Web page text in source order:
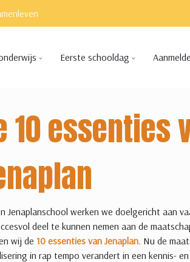
Eerste schooldag
10 essenties
Jenaplanschool werken we doelgericht aan
deel te kunnen nemen aan de
wij de 10 essenties van Jenaplan. Nu de
in rap tempo verandert in een kennis-